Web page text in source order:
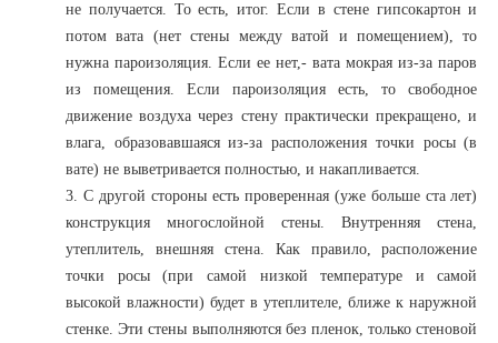
не получается. То есть, итог. Если в стене гипсокартон и
потом вата (нет стены между ватой и помещением), то
нужна пароизоляция. Если ее нет,- вата мокрая из-за паров
из помещения. Если пароизоляция есть, то свободное
движение воздуха через стену практически прекращено, и
влага, образовавшаяся из-за расположения точки росы (в
вате) не выветривается полностью, и накапливается.
3. С другой стороны есть проверенная (уже больше ста лет)
конструкция многослойной стены. Внутренняя стена,
утеплитель, внешняя стена. Как правило, расположение
точки росы (при самой низкой температуре и самой
высокой влажности) будет в утеплителе, ближе к наружной
стенке. Эти стены выполняются без пленок, только стеновой